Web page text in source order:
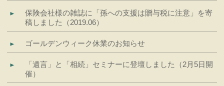
保険会社様の雑誌に「孫への支援は贈与税に注意」を寄
稿しました（2019.06）
ゴールデンウィーク休業のお知らせ
「遺言」と「相続」セミナーに登壇しました（2月5日開
催）